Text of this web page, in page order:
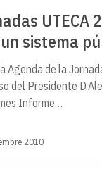
UTECA
sistema
Agenda de la
del Presidente
Informe…
2010